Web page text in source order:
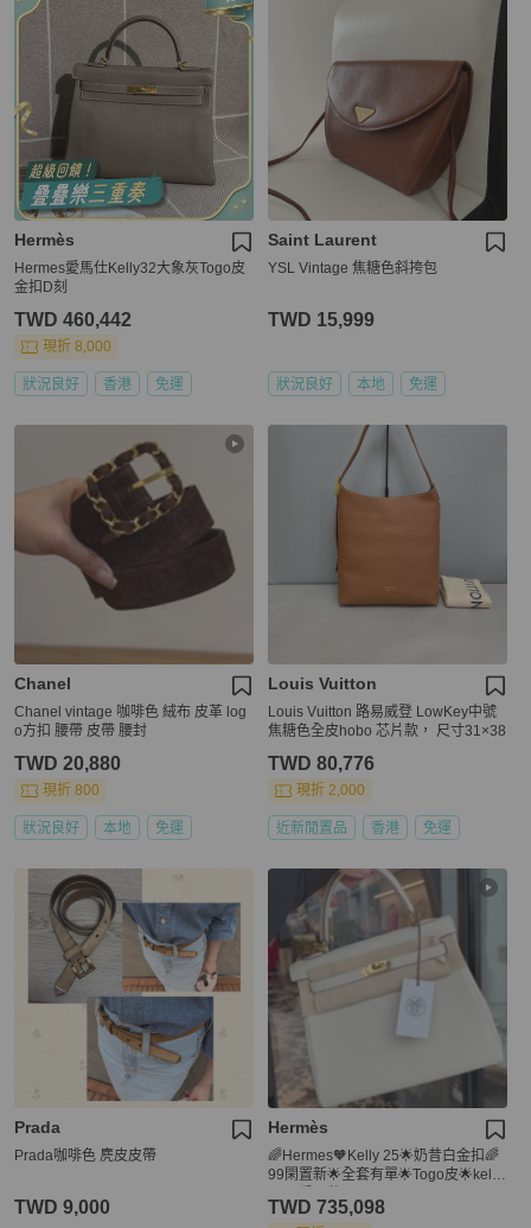
Hermès
Hermes愛馬仕Kelly32大象灰Togo皮
金扣D刻
TWD 460,442
現折 8,000
狀況良好 香港 免運
Saint Laurent
YSL Vintage 焦糖色斜挎包
TWD 15,999
狀況良好 本地 免運
Chanel
Chanel vintage 咖啡色 絨布 皮革 log
o方扣 腰帶 皮帶 腰封
TWD 20,880
現折 800
狀況良好 本地 免運
Louis Vuitton
Louis Vuitton 路易威登 LowKey中號
焦糖色全皮hobo 芯片款， 尺寸31×38
TWD 80,776
現折 2,000
近新閒置品 香港 免運
Prada
Prada咖啡色 麂皮皮帶
TWD 9,000
Hermès
🌈Hermes🧡Kelly 25🌟奶昔白金扣🌈
99閑置新🌟全套有單🌟Togo皮🌟kelly
TWD 735,098